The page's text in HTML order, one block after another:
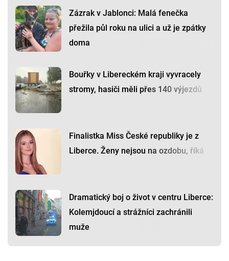
Zázrak v Jablonci: Malá fenečka
přežila půl roku na ulici a už je zpátky
doma
Bouřky v Libereckém kraji vyvracely
stromy, hasiči měli přes 140 výjezdů
Finalistka Miss České republiky je z
Liberce. Ženy nejsou na ozdobu, říká
Dramatický boj o život v centru Liberce:
Kolemjdoucí a strážníci zachránili
muže